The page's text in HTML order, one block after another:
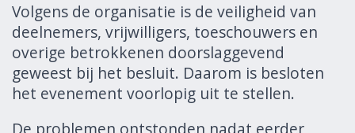
Volgens de organisatie is de veiligheid van
deelnemers, vrijwilligers, toeschouwers en
overige betrokkenen doorslaggevend
geweest bij het besluit. Daarom is besloten
het evenement voorlopig uit te stellen.